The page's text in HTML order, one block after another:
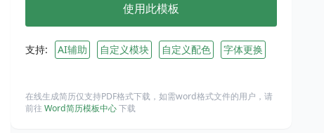
使用此模板
支持: AI辅助 自定义模块 自定义配色 字体更换
在线生成简历仅支持PDF格式下载，如需word格式文件的用户，请
前往 Word简历模板中心下载